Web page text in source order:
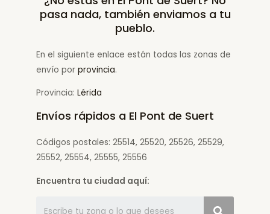
pasa nada, también enviamos a tu
pueblo.
En el siguiente enlace están todas las zonas de
envío por provincia.
Provincia: Lérida
Envíos rápidos a El Pont de Suert
Códigos postales: 25514, 25520, 25526, 25529,
25552, 25554, 25555, 25556
Encuentra tu ciudad aquí: